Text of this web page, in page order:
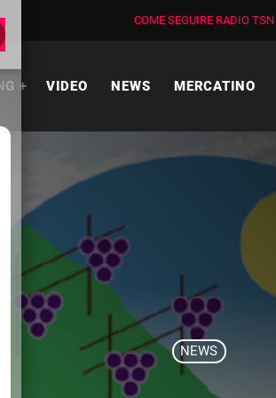
COME SEGUIRE RADIO TSN
VIDEO NEWS MERCATINO
NEWS